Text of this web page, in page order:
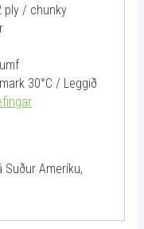
ply / chunky
30°C / Leggið
Ameríku,